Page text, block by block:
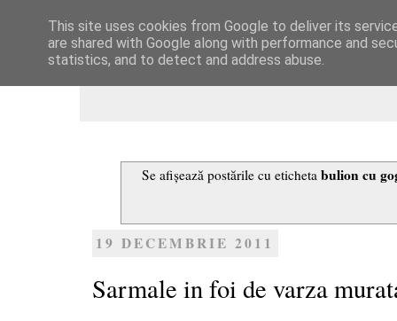
Dulcegarii culinare
Se afișează postările cu etichetabulion cu
19 DECEMBRIE 2011
Sarmale in foi de varza
This site uses cookies from Google to deliver its
are shared with Google along with performance and
statistics, and to detect and address abuse.